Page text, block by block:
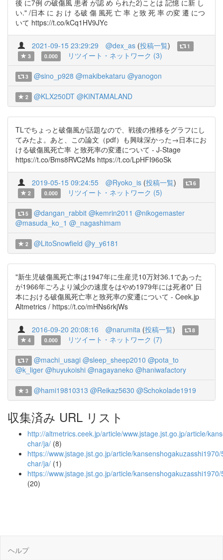
後 に7例 の破傷風 患者 が認 め られた2)ことは 記憶 に新 し
い." /日本 に お け る破 傷 風死 亡 率 と致 死 率 の変 遷 につ
いて https://t.co/kCq1HV9JYc
2021-09-15 23:29:29 @dex_as (投稿一覧)
1
3
0.000 リツイート・ネットワーク (3)
3 @sino_p928 @makibekataru @yanogon
2 @KLX250DT @KINTAMALAND
TLでちょっと破傷風が話題なので、戦後の推移をグラフにし
てみたよ。あと、この論文（pdf）も興味深かった→日本にお
ける破傷風死亡率 と致死率の変遷について - J-Stage
https://t.co/Bms8RVC2Ms https://t.co/LpHFI96oSk
2019-05-15 09:24:55 @Ryoko_is (投稿一覧)
6
2
0.000 リツイート・ネットワーク (5)
5 @dangan_rabbit @kemrin2011 @nikogemaster
@masuda_ko_1 @_nagashimam
2 @LitoSnowfield @y_y6181
"新生児破傷風死亡率は1947年に生産児10万対36.1であった
が1966年ごろより減少の速度をはやめ1979年には死者0" 日
本における破傷風死亡率と致死率の変遷について - Ceek.jp
Altmetrics / https://t.co/mHNs6rkjWs
2016-09-20 20:08:16 @narumita (投稿一覧)
8
4
0.000 リツイート・ネットワーク (7)
7 @machi_usagi @sleep_sheep2010 @pota_to
@k_liger @huyukoishi @nagayaneko @haniwafactory
3 @hami19810313 @Reikaz5630 @Schokolade1919
収集済み URL リスト
http://altmetrics.ceek.jp/article/www.jstage.jst.go.jp/article/
char/ja/ (8)
https://www.jstage.jst.go.jp/article/
char/ja/ (1)
https://www.jstage.jst.go.jp/article/
(20)
ヘルプ